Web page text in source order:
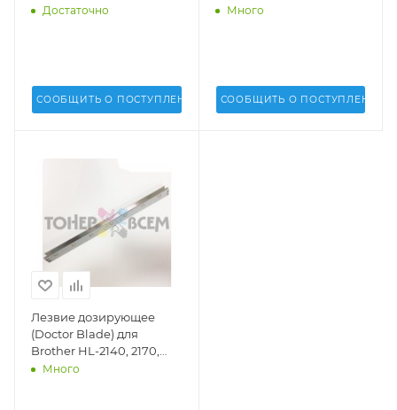
Brother HL 2140, 2142,
Достаточно
СООБЩИТЬ О ПОСТУПЛЕНИИ
7040, MFC-7340, 7345,
Много
СООБЩИТЬ О ПОСТУПЛЕНИИ
Лезвие дозирующее
(Doctor Blade) для
Brother HL-2140, 2170,
DCP-7030, 7040, MFC-
Много